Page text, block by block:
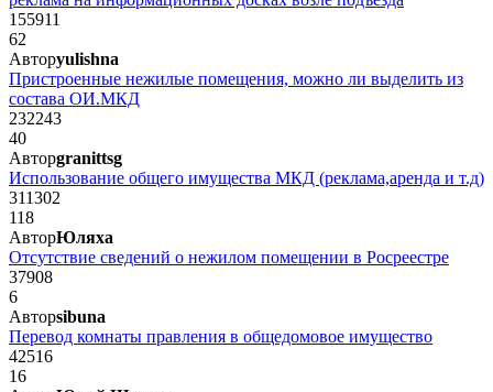
155911
62
Авторyulishna
Пристроенные нежилые помещения, можно ли выделить из
состава ОИ.МКД
232243
40
Авторgranittsg
Использование общего имущества МКД (реклама,аренда и т.д)
311302
118
АвторЮляха
Отсутствие сведений о нежилом помещении в Росреестре
37908
6
Авторsibuna
Перевод комнаты правления в общедомовое имущество
42516
16